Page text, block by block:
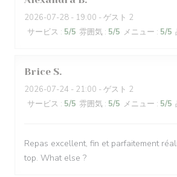
2026-07-28 - 19:00 - ゲスト 2
サービス : 5/5 雰囲気 : 5/5 メニュー : 5/5
Brice S
2026-07-24 - 21:00 - ゲスト 2
サービス : 5/5 雰囲気 : 5/5 メニュー : 5/5
Repas excellent, fin et parfaitement
top. What else ?